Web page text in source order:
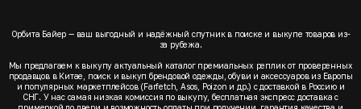
Орбита Байер — ваш выгодный и надёжный спутник в поиске и выкупе товаров из-
за рубежа.
Мы предлагаем к выкупу актуальный каталог премиальных реплик от проверенных
продавцов в Китае, поиск и выкуп брендовой одежды, обуви и аксессуаров из Европы
и популярных маркетплейсов (Farfetch, Asos, Poizon и др.) с доставкой в Россию и
СНГ. У нас самая низкая комиссия по выкупу, бесплатная экспресс доставка с